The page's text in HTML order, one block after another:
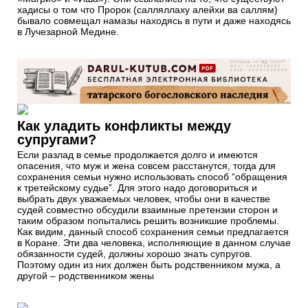
хадисы о том что Пророк (салляллаху алейхи ва саллям)
бывало совмещал намазы находясь в пути и даже находясь
в Лучезарной Медине.
Как уладить конфликты между
супругами?
Если разлад в семье продолжается долго и имеются
опасения, что муж и жена совсем расстанутся, тогда для
сохранения семьи нужно использовать способ “обращения
к третейскому судье”. Для этого надо договориться и
выбрать двух уважаемых человек, чтобы они в качестве
судей совместно обсудили взаимные претензии сторон и
таким образом попытались решить возникшие проблемы.
Как видим, данный способ сохранения семьи предлагается
в Коране. Эти два человека, исполняющие в данном случае
обязанности судей, должны хорошо знать супругов.
Поэтому один из них должен быть родственником мужа, а
другой – родственником жены